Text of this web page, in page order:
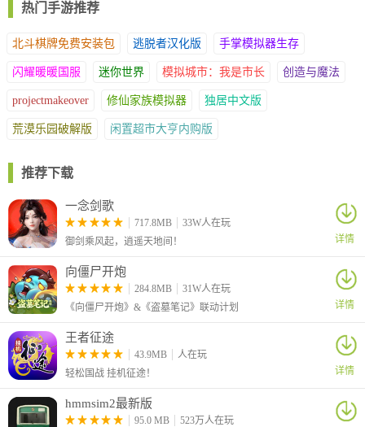
热门手游推荐
北斗棋牌免费安装包 逃脱者汉化版 手掌模拟器生存
闪耀暖暖国服 迷你世界 模拟城市：我是市长 创造与魔法
projectmakeover 修仙家族模拟器 独居中文版
荒漠乐园破解版 闲置超市大亨内购版
推荐下载
一念剑歌
717.8MB
33W人在玩
御剑乘风起，逍遥天地间！
详情
向僵尸开炮
284.8MB
31W人在玩
《向僵尸开炮》&《盗墓笔记》联动计划
详情
王者征途
43.9MB
人在玩
轻松国战 挂机征途！
详情
hmmsim2最新版
95.0 MB
523万人在玩